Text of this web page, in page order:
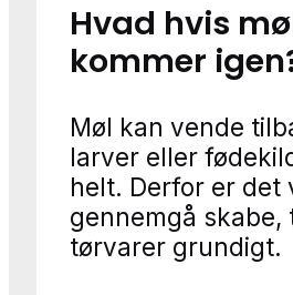
Hvad hvis
kommer
Møl kan vende
larver eller
helt. Derfor er det
gennemgå skabe,
tørvarer grundigt.